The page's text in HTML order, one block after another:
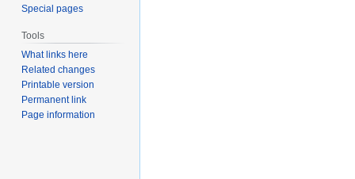
Special pages
Tools
What links here
Related changes
Printable version
Permanent link
Page information